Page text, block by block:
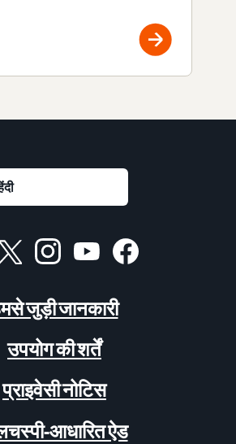
जुड़ी जानकारी
उपयोग की शर्तें
प्राइवेसी नोटिस
आधारित ऐड